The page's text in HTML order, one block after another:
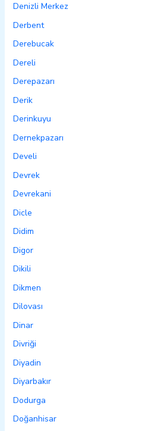
Denizli Merkez
Derbent
Derebucak
Dereli
Derepazarı
Derik
Derinkuyu
Dernekpazarı
Develi
Devrek
Devrekani
Dicle
Didim
Digor
Dikili
Dikmen
Dilovası
Dinar
Divriği
Diyadin
Diyarbakır
Dodurga
Doğanhisar